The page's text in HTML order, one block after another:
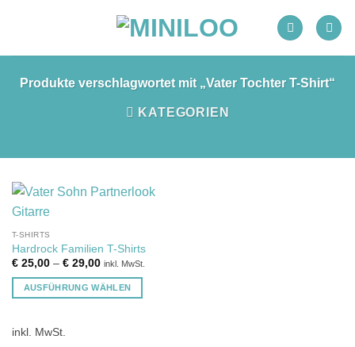
Produkte verschlagwortet mit „Vater Tochter T-Shirt“
KATEGORIEN
T-SHIRTS
Hardrock Familien T-Shirts
€25,00– €29,00 inkl. MwSt.
AUSFÜHRUNG WÄHLEN
weist
inkl. MwSt.